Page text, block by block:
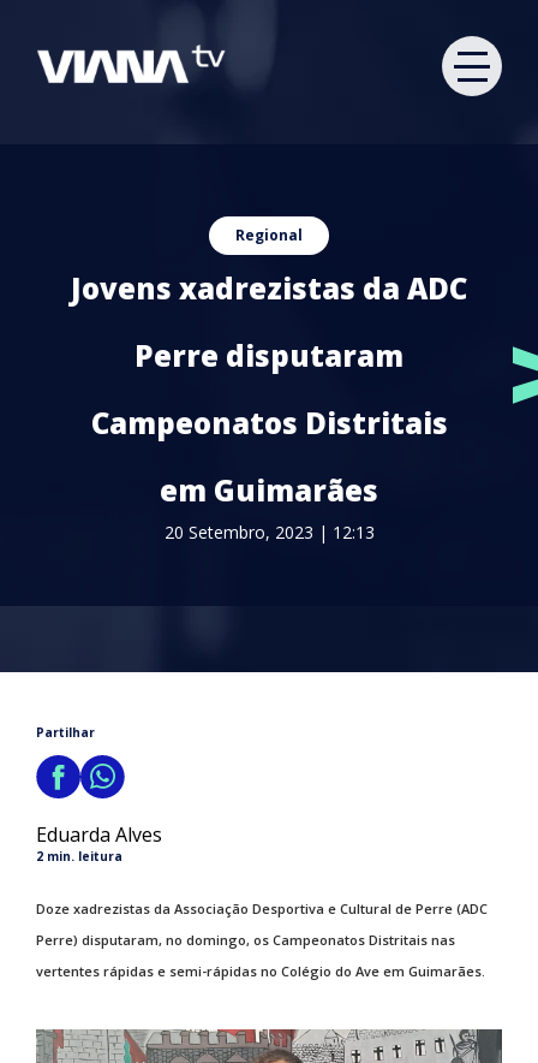
Regional
Jovens xadrezistas da ADC
Perre disputaram
Campeonatos Distritais
em Guimarães
20 Setembro, 2023 | 12:13
Partilhar
Eduarda Alves
2 min. leitura
Doze xadrezistas da Associação Desportiva e Cultural de Perre (ADC
Perre) disputaram, no domingo, os Campeonatos Distritais nas
vertentes rápidas e semi-rápidas no Colégio do Ave em Guimarães.